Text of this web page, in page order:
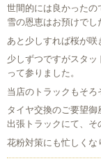
世間的には良かったの
雪の恩恵はお預けでし
あと少しすれば桜が咲
少しずつですがスタッ
って参りました。
当店のトラックもそろ
タイヤ交換のご要望御
出張トラックにて、そ
花粉対策にも忙しく